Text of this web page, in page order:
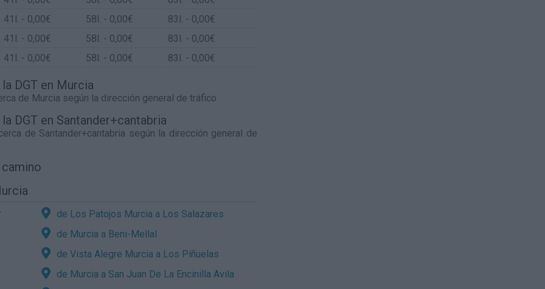
41 l. - 0,00€ 58l. - 0,00€ 83 l. - 0,00€
41 l. - 0,00€ 58l. - 0,00€ 83 l. - 0,00€
41 l. - 0,00€ 58l. - 0,00€ 83 l. - 0,00€
DGT en Murcia
de Murcia según la dirección general de tráfico
DGT en Santander+cantabria
de Santander+cantabria según la dirección general de
de Los Patojos Murcia a Los Salazares
de Murcia a Beni-Mellal
de Vista Alegre Murcia a Los Piñuelas
de Murcia a San Juan De La Encinilla Avila